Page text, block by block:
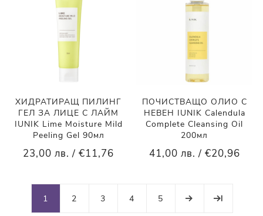
ХИДРАТИРАЩ ПИЛИНГ
ГЕЛ ЗА ЛИЦЕ С ЛАЙМ
IUNIK Lime Moisture Mild
Peeling Gel 90мл
23,00 лв. / €11,76
ПОЧИСТВАЩО ОЛИО С
НЕВЕН IUNIK Calendula
Complete Cleansing Oil
200мл
41,00 лв. / €20,96
1 2 3 4 5